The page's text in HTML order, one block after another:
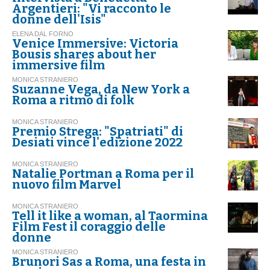
Argentieri: "Vi racconto le
donne dell'Isis"
ELENA DAL FORNO
Venice Immersive: Victoria
Bousis shares about her
immersive film
MONICA STRANIERO
Suzanne Vega, da New York a
Roma a ritmo di folk
MONICA STRANIERO
Premio Strega: "Spatriati" di
Desiati vince l'edizione 2022
MONICA STRANIERO
Natalie Portman a Roma per il
nuovo film Marvel
MONICA STRANIERO
Tell it like a woman, al Taormina
Film Fest il coraggio delle
donne
MONICA STRANIERO
Brunori Sas a Roma, una festa in